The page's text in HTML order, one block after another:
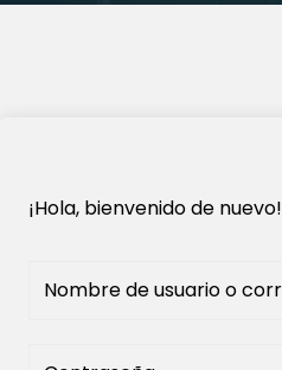
¡Hola, bienvenido de nuevo!